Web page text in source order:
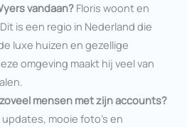
vandaan?Floris woont en
is een regio in Nederland die
luxe huizen en gezellige
omgeving maakt hij veel van
mensen met zijn accounts?
mooie foto’s en